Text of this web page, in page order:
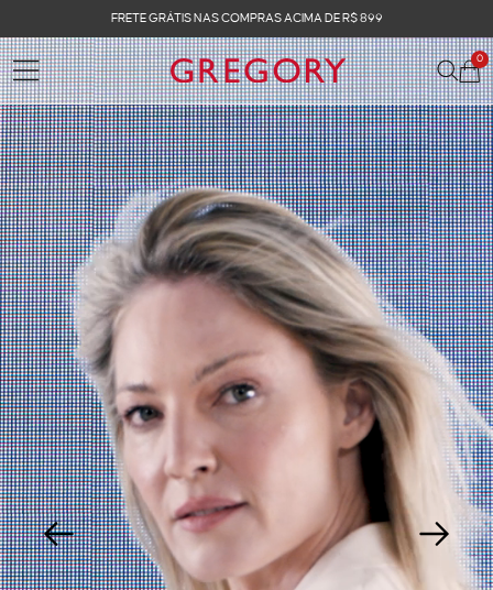
FRETE GRÁTIS NAS COMPRAS ACIMA DE R$ 899
0